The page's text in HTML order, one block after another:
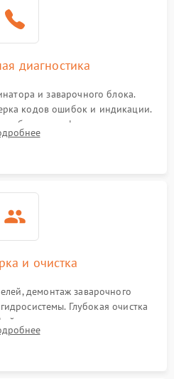
диагностика
и заварочного блока.
кодов ошибок и индикации.
и кофемолки на слух.
давления воды для выявления
и очистка
демонтаж заварочного
Глубокая очистка
масел, жмыха и накипи.
и фильтров с использованием